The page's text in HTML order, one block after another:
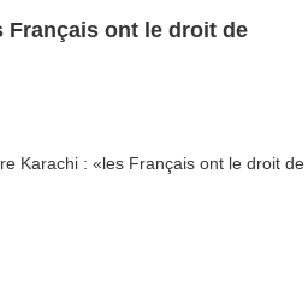
Français ont le droit de